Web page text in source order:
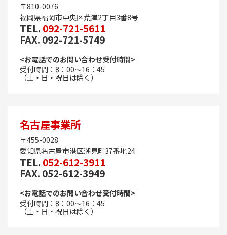
〒810-0076
福岡県福岡市中央区荒津2丁目3番8号
TEL. 092-721-5611
FAX. 092-721-5749
<お電話でのお問い合わせ受付時間>
受付時間：8：00～16：45
（土・日・祝日は除く）
名古屋事業所
〒455-0028
愛知県名古屋市港区潮見町37番地24
TEL. 052-612-3911
FAX. 052-612-3949
<お電話でのお問い合わせ受付時間>
受付時間：8：00～16：45
（土・日・祝日は除く）